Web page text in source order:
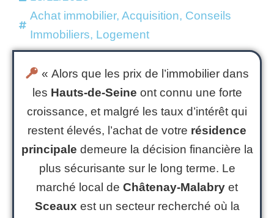
Achat immobilier, Acquisition, Conseils
Immobiliers, Logement
« Alors que les prix de l’immobilier dans
les Hauts-de-Seine ont connu une forte
croissance, et malgré les taux d’intérêt qui
restent élevés, l’achat de votre résidence
principale demeure la décision financière la
plus sécurisante sur le long terme. Le
marché local de Châtenay-Malabry et
Sceauxest un secteur recherché où la